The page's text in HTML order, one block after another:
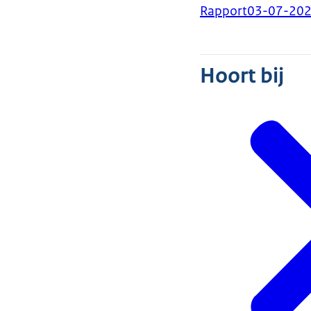
Rapport03-07-
Hoort bij